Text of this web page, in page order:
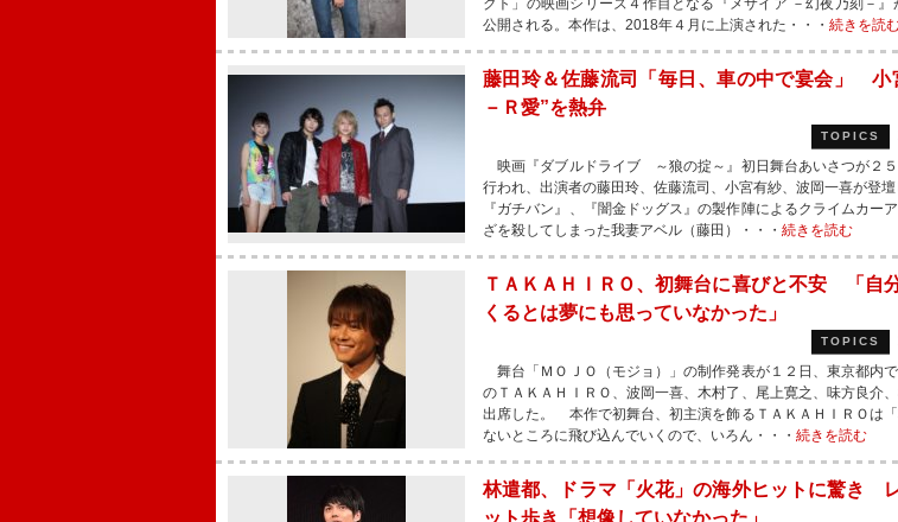
クト」の映画シリーズ４作目となる『メサイア －幻夜乃刻－』
公開される。本作は、2018年４月に上演された・・・ 続きを読
藤田玲＆佐藤流司「毎日、車の中で宴会」 小
－Ｒ愛”を熱弁
TOPICS
映画『ダブルドライブ ～狼の掟～』初日舞台あいさつが２
行われ、出演者の藤田玲、佐藤流司、小宮有紗、波岡一喜が登
『ガチバン』、『闇金ドッグス』の製作陣によるクライムカー
ざを殺してしまった我妻アベル（藤田）・・・ 続きを読む
ＴＡＫＡＨＩＲＯ、初舞台に喜びと不安 「自
くるとは夢にも思っていなかった」
TOPICS
舞台「ＭＯＪＯ（モジョ）」の制作発表が１２日、東京都内
のＴＡＫＡＨＩＲＯ、波岡一喜、木村了、尾上寛之、味方良介
出席した。 本作で初舞台、初主演を飾るＴＡＫＡＨＩＲＯは
ないところに飛び込んでいくので、いろん・・・ 続きを読む
林遣都、ドラマ「火花」の海外ヒットに驚き
ット歩き「想像していなかった」